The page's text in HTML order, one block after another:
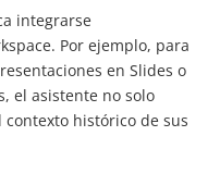
integrarse
Por ejemplo, para
en Slides o
el asistente no solo
histórico de sus